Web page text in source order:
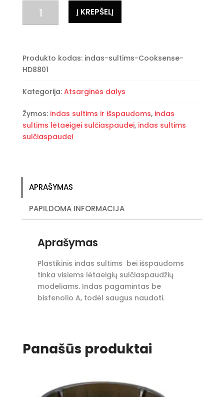
kiekis:
išspaudoms
Į KREPŠELĮ
Produkto kodas: indas-sultims-Cooksense-
HD8801
Kategorija: Atsarginės dalys
Žymos: indas sultims ir išspaudoms, indas
sultims lėtaeigei sulčiaspaudei, indas sultims
sulčiaspaudei
APRAŠYMAS
PAPILDOMA INFORMACIJA
Aprašymas
Plastikinis indas sultims bei išspaudoms
tinka visiems lėtaeigių sulčiaspaudžių
modeliams. Indas pagamintas be
bisfenolio A, todėl saugus naudoti.
Panašūs produktai